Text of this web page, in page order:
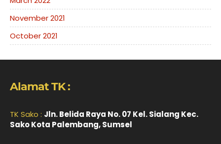
November 2021
October 2021
Alamat TK :
TK Sako : Jln. Belida Raya No. 07 Kel. Sialang Kec.
Sako Kota Palembang, Sumsel